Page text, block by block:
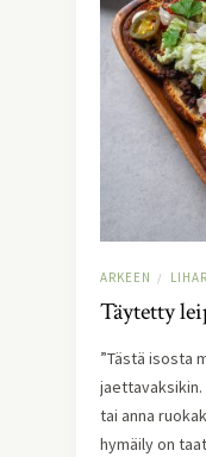
ARKEEN /
Täytetty
”Tästä isosta
jaettavaksikin.
tai anna
hymäily on